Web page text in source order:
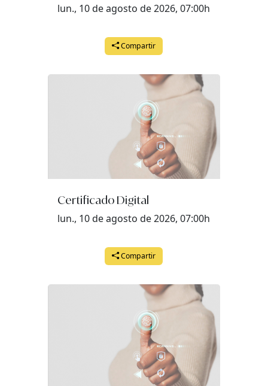
lunes, 27 de julio del 2026 a las 08:00
martes, 28 de julio del 2026 a las 08:00
jueves, 30 de julio del 2026 a las 08:00
viernes, 31 de julio del 2026 a las 08:00
lun., 10 de agosto de 2026, 07:00h
Compartir
Certificado Digital
lun., 10 de agosto de 2026, 07:00h
Compartir